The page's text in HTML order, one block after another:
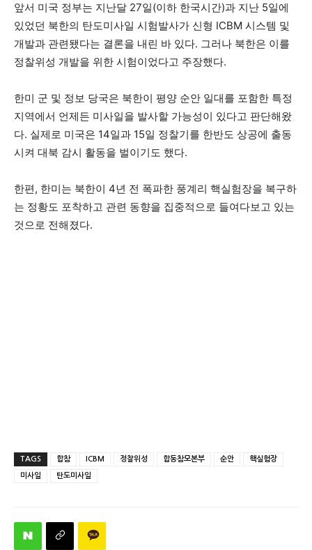
앞서 미국 정부는 지난달 27일(이하 한국시간)과 지난 5일에
있었던 북한의 탄도미사일 시험발사가 신형 ICBM 시스템 및
개발과 관련됐다는 결론을 내린 바 있다. 그러나 북한은 이를
정찰위성 개발을 위한 시험이었다고 주장했다.
한미 군 및 정보 당국은 북한이 평양 순안 일대를 포함한 특정
지역에서 언제든 미사일을 발사할 가능성이 있다고 판단해왔
다. 실제로 미국은 14일과 15일 정찰기를 한반도 상공에 출동
시켜 대북 감시 활동을 벌이기도 했다.
한편, 한미는 북한이 4년 전 폭파한 풍계리 핵실험장을 복구하
는 정황도 포착하고 관련 동향을 집중적으로 들여다보고 있는
것으로 전해졌다.
TAGS 합참 ICBM 정찰위성 합동참모본부 순안 핵실험장
미사일 탄도미사일